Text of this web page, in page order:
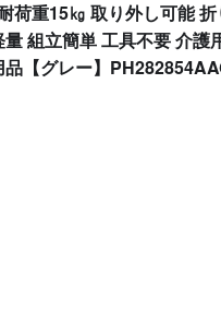
荷重15㎏ 取り外し可能
組立簡単 工具不要 介護
品【グレー】